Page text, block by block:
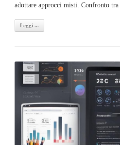
adottare approcci misti. Confronto tra
Leggi ...